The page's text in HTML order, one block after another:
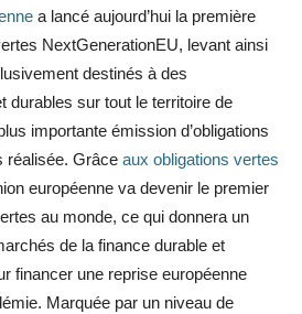
a lancé aujourd’hui la première
NextGenerationEU, levant ainsi
destinés à des
durables sur tout le territoire de
importante émission d’obligations
réalisée. Grâce aux obligations vertes
européenne va devenir le premier
au monde, ce qui donnera un
de la finance durable et
financer une reprise européenne
Marquée par un niveau de